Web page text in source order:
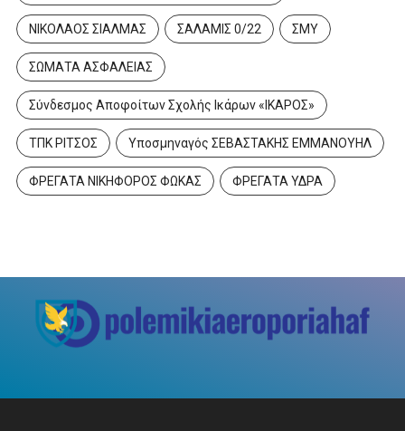
ΝΙΚΟΛΑΟΣ ΣΙΑΛΜΑΣ ΣΑΛΑΜΙΣ 0/22 ΣΜΥ
ΣΩΜΑΤΑ ΑΣΦΑΛΕΙΑΣ
Σύνδεσμος Αποφοίτων Σχολής Ικάρων «ΙΚΑΡΟΣ»
ΤΠΚ ΡΙΤΣΟΣ Υποσμηναγός ΣΕΒΑΣΤΑΚΗΣ ΕΜΜΑΝΟΥΗΛ
ΦΡΕΓΑΤΑ ΝΙΚΗΦΟΡΟΣ ΦΩΚΑΣ ΦΡΕΓΑΤΑ ΥΔΡΑ